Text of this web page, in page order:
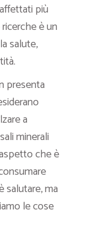
più
è un
salute,
presenta
a
minerali
che è
salutare, ma
le cose